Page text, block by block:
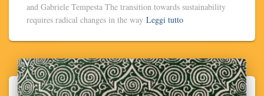
and Gabriele Tempesta The transition towards sustainability
requires radical changes in the way Leggi tutto